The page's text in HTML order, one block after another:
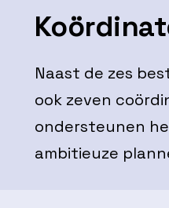
Naast de zes
ook zeven
ondersteunen
ambitieuze